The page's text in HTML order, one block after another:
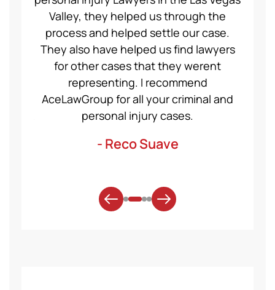
Valley, they helped us through the
process and helped settle our case.
They also have helped us find lawyers
for other cases that they werent
representing. I recommend
AceLawGroup for all your criminal and
personal injury cases.
- Reco Suave